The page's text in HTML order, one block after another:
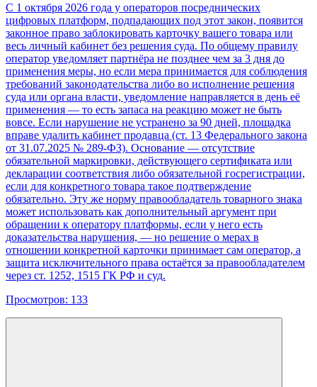
С 1 октября 2026 года у операторов посреднических
цифровых платформ, подпадающих под этот закон, появится
законное право заблокировать карточку вашего товара или
весь личный кабинет без решения суда. По общему правилу
оператор уведомляет партнёра не позднее чем за 3 дня до
применения меры, но если мера принимается для соблюдения
требований законодательства либо во исполнение решения
суда или органа власти, уведомление направляется в день её
применения — то есть запаса на реакцию может не быть
вовсе. Если нарушение не устранено за 90 дней, площадка
вправе удалить кабинет продавца (ст. 13 Федерального закона
от 31.07.2025 № 289-ФЗ). Основание — отсутствие
обязательной маркировки, действующего сертификата или
декларации соответствия либо обязательной госрегистрации,
если для конкретного товара такое подтверждение
обязательно. Эту же норму правообладатель товарного знака
может использовать как дополнительный аргумент при
обращении к оператору платформы, если у него есть
доказательства нарушения, — но решение о мерах в
отношении конкретной карточки принимает сам оператор, а
защита исключительного права остаётся за правообладателем
через ст. 1252, 1515 ГК РФ и суд.
Просмотров: 133